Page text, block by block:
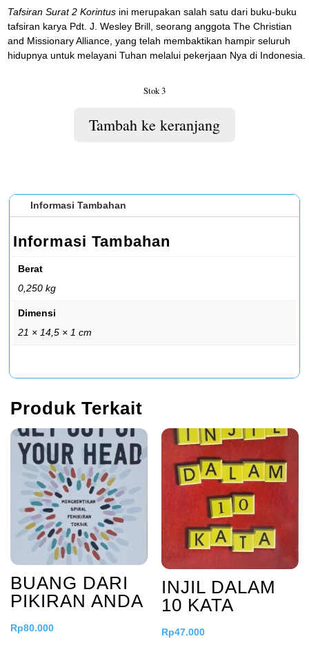
Tafsiran Surat 2 Korintus ini merupakan salah satu dari buku-buku
tafsiran karya Pdt. J. Wesley Brill, seorang anggota The Christian
and Missionary Alliance, yang telah membaktikan hampir seluruh
hidupnya untuk melayani Tuhan melalui pekerjaan Nya di Indonesia.
Stok 3
Tambah ke keranjang
Informasi Tambahan
Informasi Tambahan
Berat
0,250 kg
Dimensi
21 × 14,5 × 1 cm
Produk Terkait
BUANG DARI
PIKIRAN ANDA
Rp80.000
INJIL DALAM
10 KATA
Rp47.000